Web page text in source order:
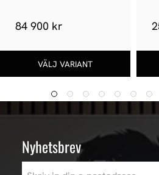
84 900 kr
Nyhetsbrev